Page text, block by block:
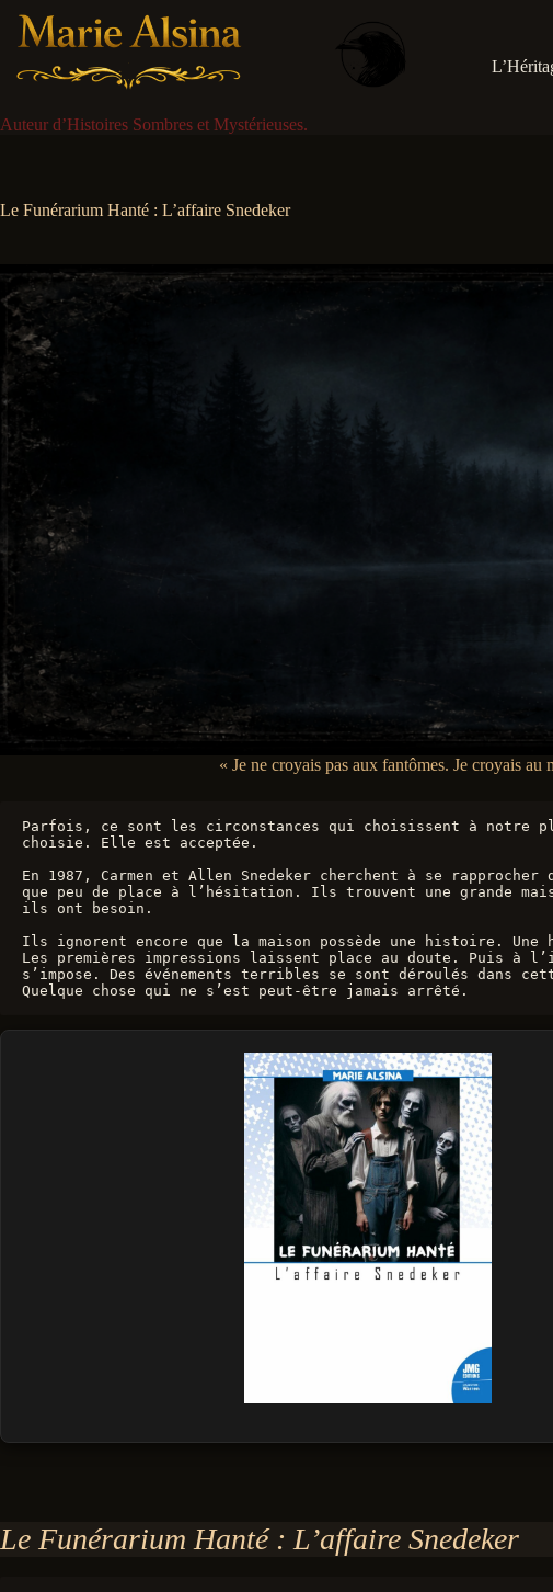
contenu
Auteur d’Histoires Sombres et Mystérieuses.
Le Funérarium Hanté : L’affaire Snedeker
« Je ne croyais pas aux fantômes. Je croyais
Parfois, ce sont les circonstances qui choisissent à notre
choisie. Elle est acceptée.
En 1987, Carmen et Allen Snedeker cherchent à se
que peu de place à l’hésitation. Ils trouvent une grande
ils ont besoin.
Ils ignorent encore que la maison possède une histoire.
Les premières impressions laissent place au doute. Puis à
s’impose. Des événements terribles se sont déroulés dans
Quelque chose qui ne s’est peut-être jamais arrêté.
Le Funérarium Hanté : L’affaire Snedeker